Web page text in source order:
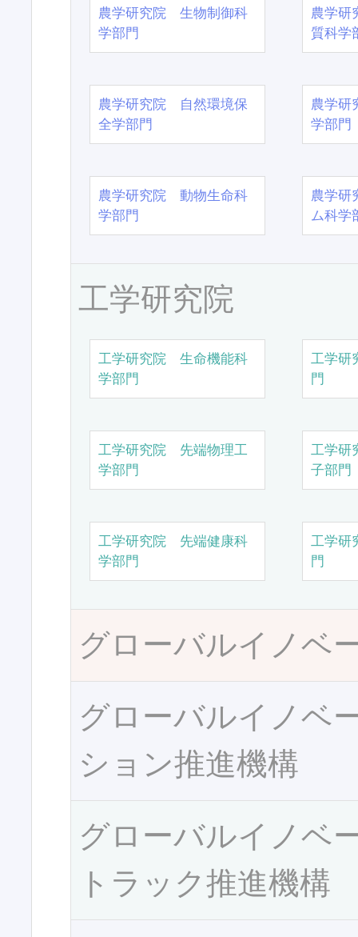
農学研究院 生物制御科
学部門
農学
質科学
農学研究院 自然環境保
全学部門
農学
学部門
農学研究院 動物生命科
学部門
農学
ム科学
工学研究院
工学研究院 生命機能科
学部門
工学研
門
工学研究院 先端物理工
学部門
工学研
子部門
工学研究院 先端健康科
学部門
工学研
門
グローバルイノベ
グローバルイノベ
ション推進機構
グローバルイノベ
トラック推進機構